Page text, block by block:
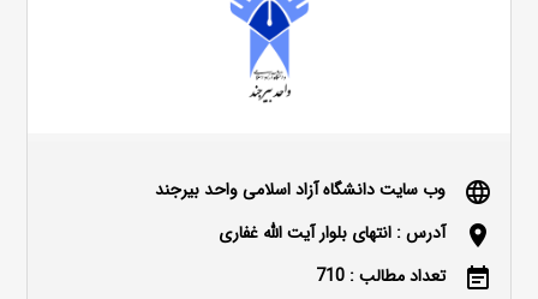
language وب سایت دانشگاه آزاد اسلامی واحد بیرجند
location_on آدرس : انتهای بلوار آیت الله غفاری
event_note تعداد مطالب : 710